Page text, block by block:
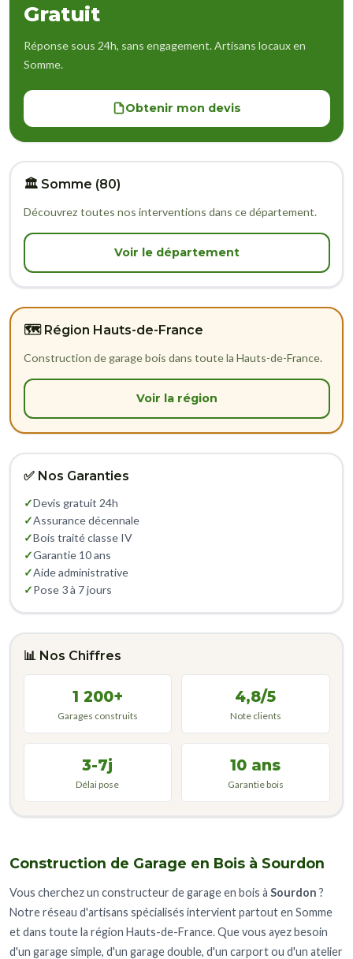
Construction de Garage en Bois à Sourdon
Vous cherchez un constructeur de garage en bois à Sourdon ?
Notre réseau d'artisans spécialisés intervient partout en Somme
et dans toute la région Hauts-de-France. Que vous ayez besoin
d'un garage simple, d'un garage double, d'un carport ou d'un atelier
Gratuit
Réponse sous 24h, sans engagement. Artisans locaux en
Somme.
Obtenir mon devis
🏛️ Somme (80)
Découvrez toutes nos interventions dans ce département.
Voir le département
🗺️ Région Hauts-de-France
Construction de garage bois dans toute la Hauts-de-France.
Voir la région
✅ Nos Garanties
✓Devis gratuit 24h
✓Assurance décennale
✓Bois traité classe IV
✓Garantie 10 ans
✓Aide administrative
✓Pose 3 à 7 jours
📊 Nos Chiffres
1 200+
Garages construits
4,8/5
Note clients
3-7j
Délai pose
10 ans
Garantie bois